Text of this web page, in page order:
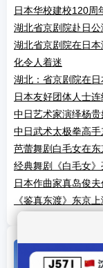
日本华校建校120周
湖北省京剧院赴日公
湖北省京剧院在日
化令人着迷
湖北：省京剧院在日
日本友好团体人士
中日艺术家演绎杨贵
中日武术太极拳高
芭蕾舞剧白毛女在
经典舞剧《白毛女
日本作曲家真岛俊
《鉴真东渡》东京